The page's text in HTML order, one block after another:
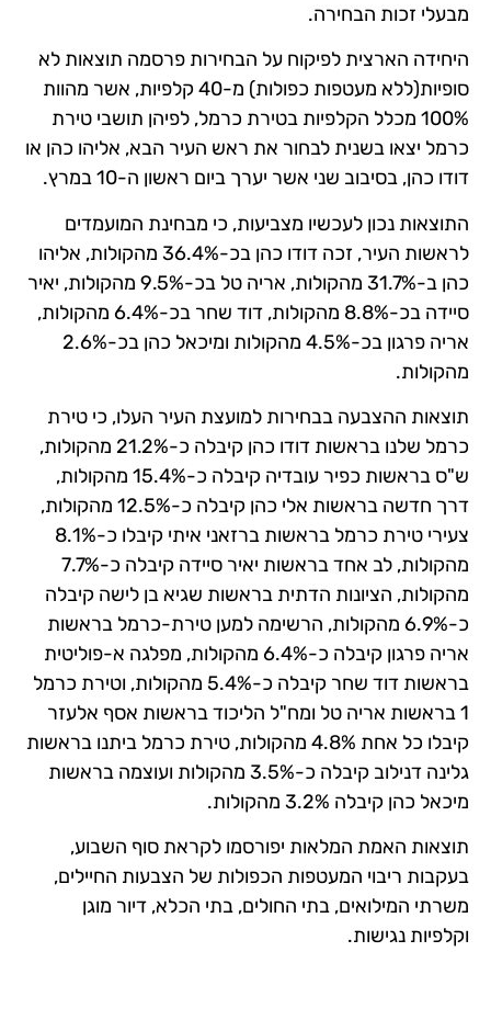
מבעלי זכות הבחירה.
היחידה הארצית לפיקוח על הבחירות פרסמה תוצאות לא
סופיות(ללא מעטפות כפולות) מ-40 קלפיות, אשר מהוות
100% מכלל הקלפיות בטירת כרמל, לפיהן תושבי טירת
כרמל יצאו בשנית לבחור את ראש העיר הבא, אליהו כהן או
דודו כהן, בסיבוב שני אשר יערך ביום ראשון ה-10 במרץ.
התוצאות נכון לעכשיו מצביעות, כי מבחינת המועמדים
לראשות העיר, זכה דודו כהן בכ-36.4% מהקולות, אליהו
כהן ב-31.7% מהקולות, אריה טל בכ-9.5% מהקולות, יאיר
סיידה בכ-8.8% מהקולות, דוד שחר בכ-6.4% מהקולות,
אריה פרגון בכ-4.5% מהקולות ומיכאל כהן בכ-2.6%
מהקולות.
תוצאות ההצבעה בבחירות למועצת העיר העלו, כי טירת
כרמל שלנו בראשות דודו כהן קיבלה כ-21.2% מהקולות,
ש"ס בראשות כפיר עובדיה קיבלה כ-15.4% מהקולות,
דרך חדשה בראשות אלי כהן קיבלה כ-12.5% מהקולות,
צעירי טירת כרמל בראשות ברזאני איתי קיבלו כ-8.1%
מהקולות, לב אחד בראשות יאיר סיידה קיבלה כ-7.7%
מהקולות, הציונות הדתית בראשות שגיא בן לישה קיבלה
כ-6.9% מהקולות, הרשימה למען טירת-כרמל בראשות
אריה פרגון קיבלה כ-6.4% מהקולות, מפלגה א-פוליטית
בראשות דוד שחר קיבלה כ-5.4% מהקולות, וטירת כרמל
1 בראשות אריה טל ומח"ל הליכוד בראשות אסף אלעזר
קיבלו כל אחת 4.8% מהקולות, טירת כרמל ביתנו בראשות
גלינה דנילוב קיבלה כ-3.5% מהקולות ועוצמה בראשות
מיכאל כהן קיבלה 3.2% מהקולות.
תוצאות האמת המלאות יפורסמו לקראת סוף השבוע,
בעקבות ריבוי המעטפות הכפולות של הצבעות החיילים,
משרתי המילואים, בתי החולים, בתי הכלא, דיור מוגן
וקלפיות נגישות.